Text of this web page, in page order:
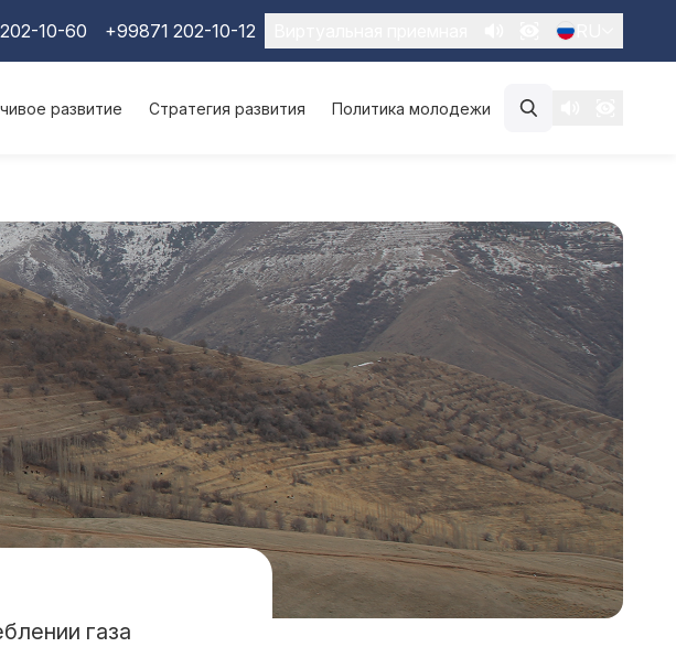
10-60 +99871 202-10-12
развитие Стратегия развития Политика молодежи
газа